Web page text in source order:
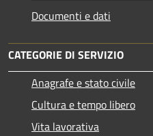
Documenti e dati
CATEGORIE DI SERVIZIO
Anagrafe e stato civile
Cultura e tempo libero
Vita lavorativa